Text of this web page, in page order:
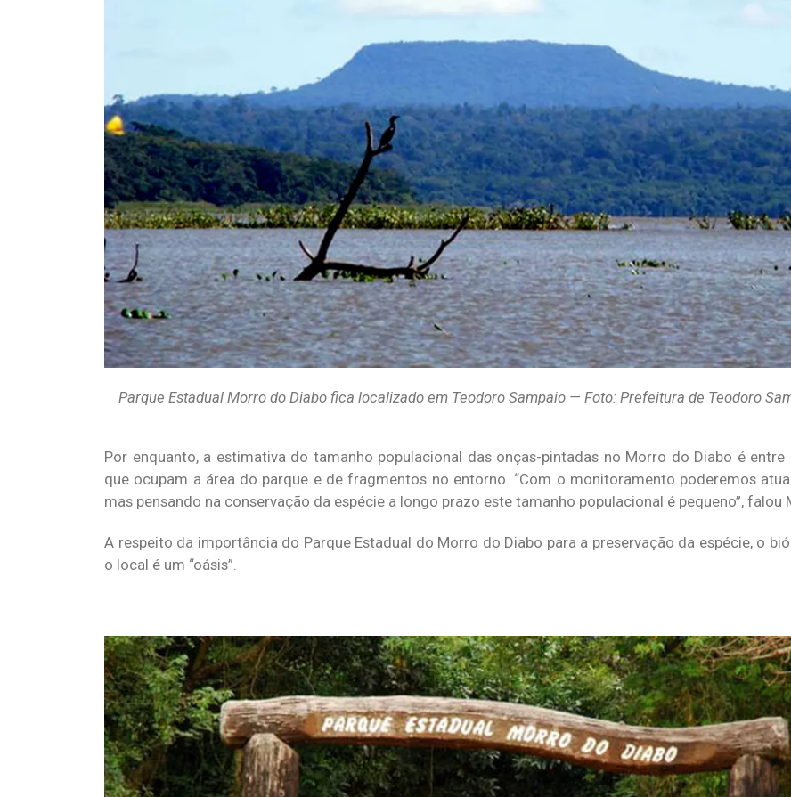
Parque Estadual Morro do Diabo fica localizado em Teodoro Sampaio — Foto: Prefeitura de Teodoro
Por enquanto, a estimativa do tamanho populacional das onças-pintadas no Morro do Diabo é entre
que ocupam a área do parque e de fragmentos no entorno. “Com o monitoramento poderemos
mas pensando na conservação da espécie a longo prazo este tamanho populacional é pequeno”, falou
A respeito da importância do Parque Estadual do Morro do Diabo para a preservação da espécie, o
o local é um “oásis”.